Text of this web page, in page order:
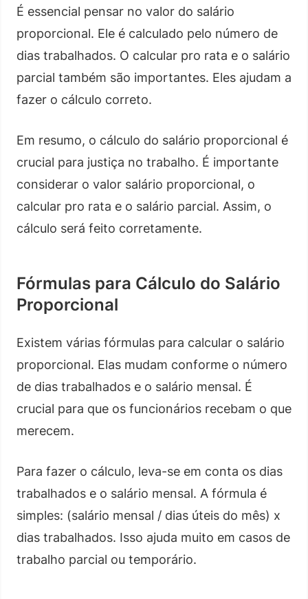
É essencial pensar no valor do salário
proporcional. Ele é calculado pelo número de
dias trabalhados. O calcular pro rata e o salário
parcial também são importantes. Eles ajudam a
fazer o cálculo correto.
Em resumo, o cálculo do salário proporcional é
crucial para justiça no trabalho. É importante
considerar o valor salário proporcional, o
calcular pro rata e o salário parcial. Assim, o
cálculo será feito corretamente.
Fórmulas para Cálculo do Salário
Proporcional
Existem várias fórmulas para calcular o salário
proporcional. Elas mudam conforme o número
de dias trabalhados e o salário mensal. É
crucial para que os funcionários recebam o que
merecem.
Para fazer o cálculo, leva-se em conta os dias
trabalhados e o salário mensal. A fórmula é
simples: (salário mensal / dias úteis do mês) x
dias trabalhados. Isso ajuda muito em casos de
trabalho parcial ou temporário.